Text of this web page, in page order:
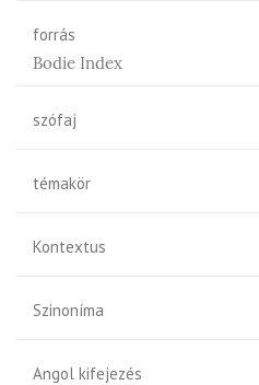
forrás
Bodie Index
szófaj
témakör
Kontextus
Szinoníma
Angol kifejezés